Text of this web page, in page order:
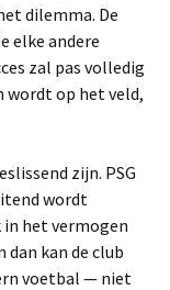
dilemma. De
elke andere
zal pas volledig
wordt op het veld,
zijn. PSG
wordt
het vermogen
kan de club
voetbal — niet